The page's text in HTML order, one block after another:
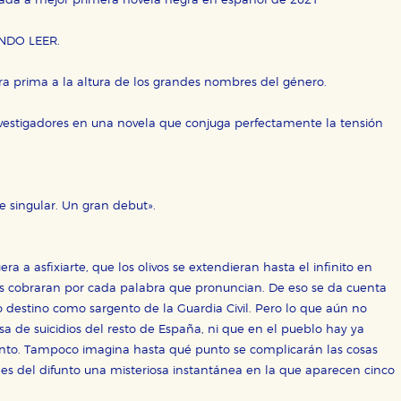
LEER.
prima a la altura de los grandes nombres del género.
en una novela que conjuga perfectamente la tensión
singular. Un gran debut».
a asfixiarte, que los olivos se extendieran hasta el infinito en
cobraran por cada palabra que pronuncian. De eso se da cuenta
como sargento de la Guardia Civil. Pero lo que aún no
de suicidios del resto de España, ni que en el pueblo hay ya
Tampoco imagina hasta qué punto se complicarán las cosas
del difunto una misteriosa instantánea en la que aparecen cinco
HABILITAR
que nuestro sitio web funcione y no es posible deshabilitarlas
su experiencia de navegación y optimizar el
que no tenga que reconfigurarlos cada vez que nos visita. La
nuestros socios publicitarios y se utilizan para mostrar
información personal sino que se basan en la